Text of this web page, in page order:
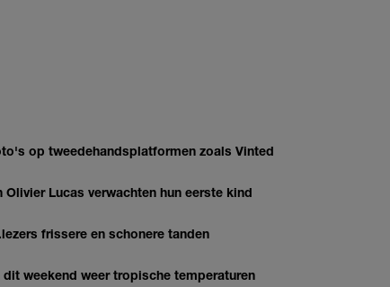
op tweedehandsplatformen zoals Vinted
Lucas verwachten hun eerste kind
frissere en schonere tanden
weekend weer tropische temperaturen